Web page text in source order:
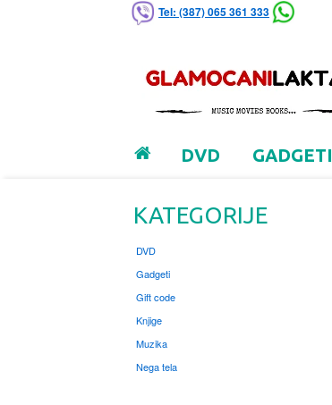
Tel: (387) 065 361 333
DVD GADGETI
KATEGORIJE
DVD
Gadgeti
Gift code
Knjige
Muzika
Nega tela